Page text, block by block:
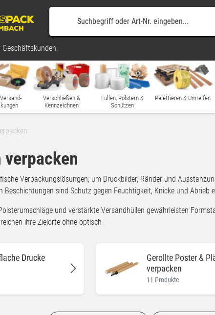
Verschließen &
Kennzeichnen
Füllen, Polstern &
Schützen
Palettieren & Umreifen
verpacken
Verpackungslösungen, um Druckbilder, Ränder und
sind Schutz gegen Feuchtigkeit, Knicke und Abrieb
und verstärkte Versandhüllen gewährleisten
ihre Zielorte ohne optisch
Drucke
Gerollte Poster &
verpacken
11 Produkte